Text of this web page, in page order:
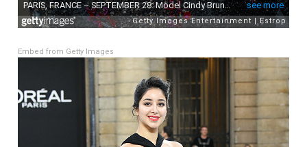
Embed from Getty Images